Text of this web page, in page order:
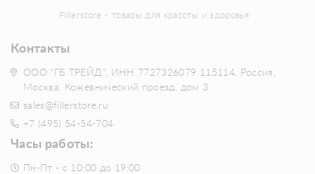
Fillerstore - товары для красоты и здоровья
Контакты
ООО "ГБ ТРЕЙД", ИНН 7727326079 115114, Россия,
Москва, Кожевнический проезд, дом 3
sales@fillerstore.ru
+7 (495) 54-54-704
Часы работы:
Пн-Пт - с 10:00 до 19:00